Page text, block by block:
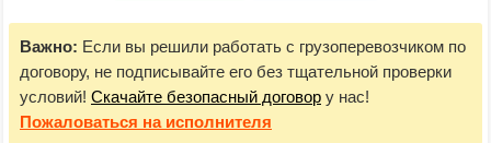
Важно: Если вы решили работать с грузоперевозчиком по
договору, не подписывайте его без тщательной проверки
условий! Скачайте безопасный договор у нас!
Пожаловаться на исполнителя